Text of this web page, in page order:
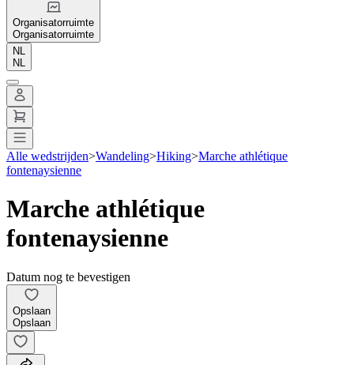
Organisatorruimte
Organisatorruimte
NL
NL
Alle wedstrijden>Wandeling>Hiking>Marche athlétique
fontenaysienne
Marche athlétique
fontenaysienne
Datum nog te bevestigen
Opslaan
Opslaan